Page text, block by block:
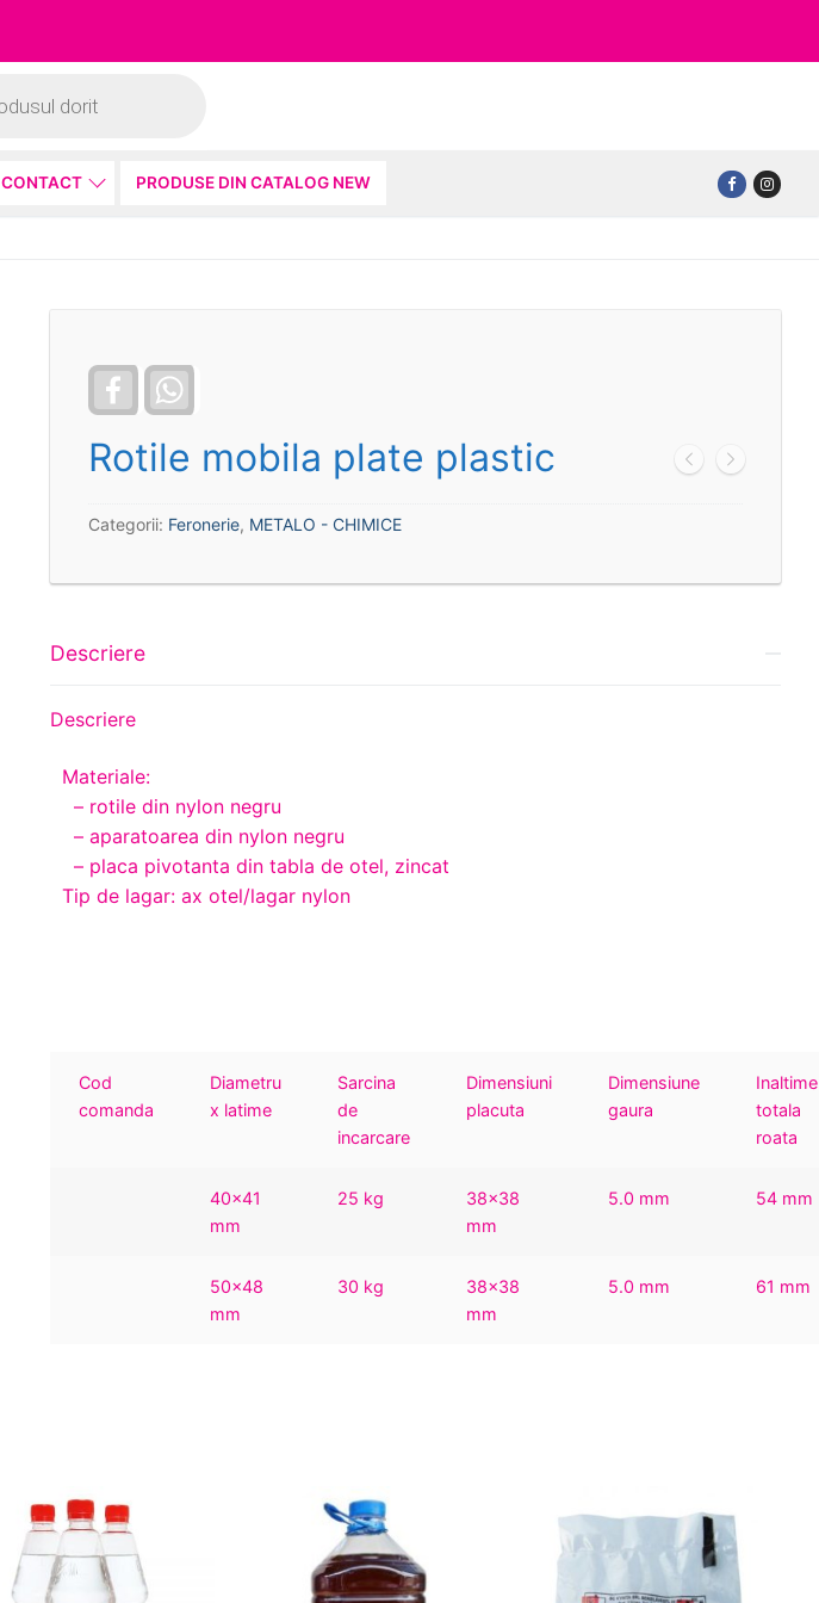
CONTACT PRODUSE DIN CATALOG NEW
Facebook
Rotile mobila plate plastic
Categorii: Feronerie, METALO - CHIMICE
Descriere
Descriere
Materiale:
– rotile din nylon negru
– aparatoarea din nylon negru
– placa pivotanta din tabla de otel, zincat
Tip de lagar: ax otel/lagar nylon
Cod
comanda
Diametru
x latime
Sarcina
de
incarcare
Dimensiuni
placuta
Dimensiune
gaura
Inaltime
totala
roata
40×41
mm
25 kg
38×38
mm
5.0 mm 54 mm
50×48
mm
30 kg
38×38
mm
5.0 mm 61 mm